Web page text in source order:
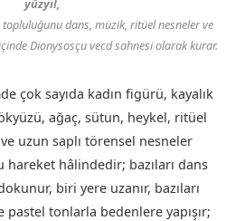
yüzyıl,
dans, müzik, ritüel nesneler ve
Dionysosçu vecd sahnesi olarak kurar.
çok sayıda kadın figürü, kayalık
ağaç, sütun, heykel, ritüel
uzun saplı törensel nesneler
hâlindedir; bazıları dans
biri yere uzanır, bazıları
pastel tonlarla bedenlere yapışır;